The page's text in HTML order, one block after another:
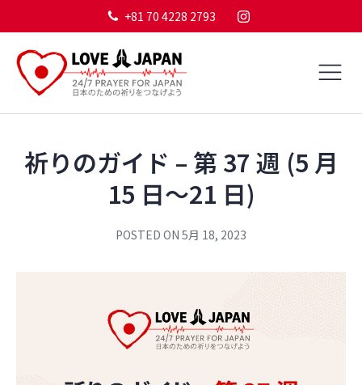
+81 70 4228 2793
祈りのガイド – 第 37 週 (5 月
15 日～21 日)
POSTED ON 5月 18, 2023